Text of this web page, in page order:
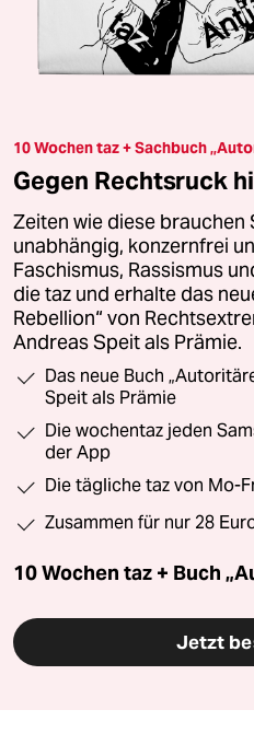
10 Wochen taz + Sachbuch
Gegen Rechtsruck
Zeiten wie diese brauchen
unabhängig, konzernfrei
Faschismus, Rassismus
die taz und erhalte das
Rebellion“ von
Andreas Speit als Prämie.
Das neue Buch
Speit als Prämie
Die wochentaz jeden
der App
Die tägliche taz von Mo-
Zusammen für nur 28
10 Wochen taz + Buch
Jetzt